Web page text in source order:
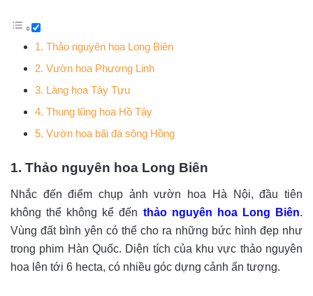
1. Thảo nguyên hoa Long Biên
2. Vườn hoa Phương Linh
3. Làng hoa Tây Tựu
4. Thung lũng hoa Hồ Tây
5. Vườn hoa bãi đá sông Hồng
1. Thảo nguyên hoa Long Biên
Nhắc đến điểm chụp ảnh vườn hoa Hà Nội, đầu tiên
không thể không kể đến thảo nguyên hoa Long Biên.
Vùng đất bình yên có thể cho ra những bức hình đẹp như
trong phim Hàn Quốc. Diện tích của khu vực thảo nguyên
hoa lên tới 6 hecta, có nhiều góc dựng cảnh ấn tượng.